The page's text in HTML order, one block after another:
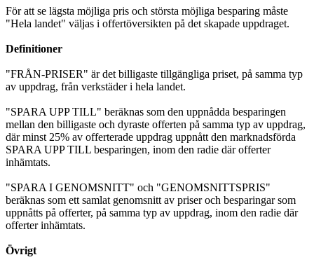
För att se lägsta möjliga pris och största möjliga besparing måste
"Hela landet" väljas i offertöversikten på det skapade uppdraget.
Definitioner
"FRÅN-PRISER" är det billigaste tillgängliga priset, på samma typ
av uppdrag, från verkstäder i hela landet.
"SPARA UPP TILL" beräknas som den uppnådda besparingen
mellan den billigaste och dyraste offerten på samma typ av uppdrag,
där minst 25% av offerterade uppdrag uppnått den marknadsförda
SPARA UPP TILL besparingen, inom den radie där offerter
inhämtats.
"SPARA I GENOMSNITT" och "GENOMSNITTSPRIS"
beräknas som ett samlat genomsnitt av priser och besparingar som
uppnåtts på offerter, på samma typ av uppdrag, inom den radie där
offerter inhämtats.
Övrigt